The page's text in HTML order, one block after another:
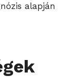
alapján